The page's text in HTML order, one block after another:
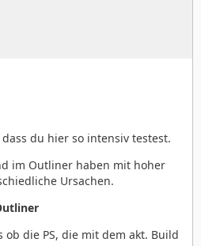
du hier so intensiv testest.
im Outliner haben mit hoher
Ursachen.
ob die PS, die mit dem akt. Build